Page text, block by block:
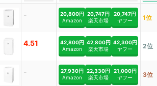
-
20,800円
Amazon
20,747円
楽天市場
20,747円
ヤフー
1位
4.51
42,800円
Amazon
42,800円
楽天市場
42,300円
ヤフー
2位
-
27,930円
Amazon
22,330円
楽天市場
21,000円
ヤフー
3位